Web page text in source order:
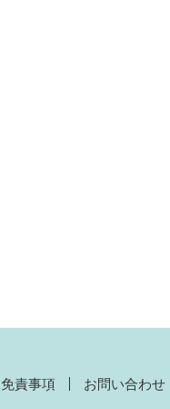
免責事項 お問い合わせ